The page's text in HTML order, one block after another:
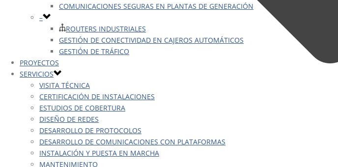
COMUNICACIONES SEGURAS EN PLANTAS DE GENERACIÓN
–
ROUTERS INDUSTRIALES
GESTIÓN DE CONECTIVIDAD EN CAJEROS AUTOMÁTICOS
GESTIÓN DE TRÁFICO
PROYECTOS
SERVICIOS
VISITA TÉCNICA
CERTIFICACIÓN DE INSTALACIONES
ESTUDIOS DE COBERTURA
DISEÑO DE REDES
DESARROLLO DE PROTOCOLOS
DESARROLLO DE COMUNICACIONES CON PLATAFORMAS
INSTALACIÓN Y PUESTA EN MARCHA
MANTENIMIENTO